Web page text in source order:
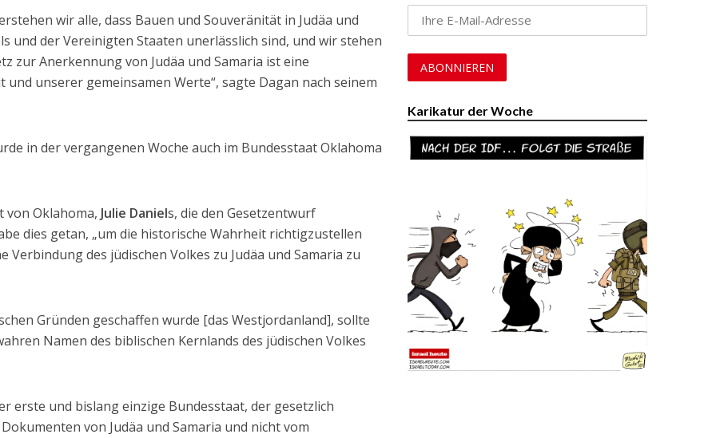
wir alle, dass Bauen und Souveränität in Judäa und
und der Vereinigten Staaten unerlässlich sind, und wir stehen
zur Anerkennung von Judäa und Samaria ist eine
unserer gemeinsamen Werte“, sagte Dagan nach seinem
in der vergangenen Woche auch im Bundesstaat Oklahoma
von Oklahoma, Julie Daniels, die den Gesetzentwurf
dies getan, „um die historische Wahrheit richtigzustellen
Verbindung des jüdischen Volkes zu Judäa und Samaria zu
Gründen geschaffen wurde [das Westjordanland], sollte
Namen des biblischen Kernlands des jüdischen Volkes
erste und bislang einzige Bundesstaat, der gesetzlich
von Judäa und Samaria und nicht vom
Karikatur der Woche